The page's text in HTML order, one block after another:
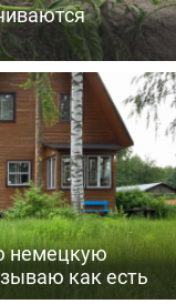
немецкую
как есть